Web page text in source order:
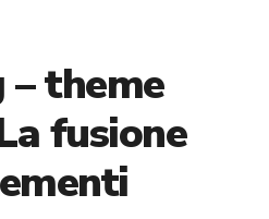
– theme
fusione